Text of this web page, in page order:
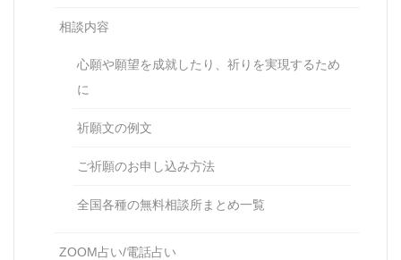
相談内容
心願や願望を成就したり、祈りを実現するため
に
祈願文の例文
ご祈願のお申し込み方法
全国各種の無料相談所まとめ一覧
ZOOM占い/電話占い